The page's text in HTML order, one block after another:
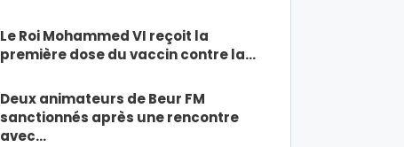
Le Roi Mohammed VI reçoit la
première dose du vaccin contre la…
Deux animateurs de Beur FM
sanctionnés après une rencontre
avec…